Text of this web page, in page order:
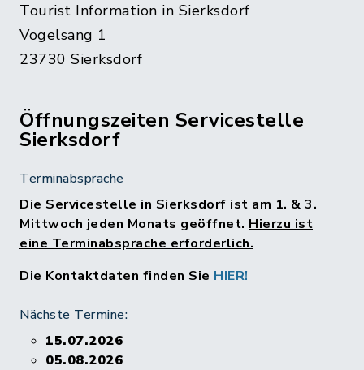
Tourist Information in Sierksdorf
Vogelsang 1
23730 Sierksdorf
Öffnungszeiten Servicestelle
Sierksdorf
Terminabsprache
Die Servicestelle in Sierksdorf ist am 1. & 3.
Mittwoch jeden Monats geöffnet. Hierzu ist
eine Terminabsprache erforderlich.
Die Kontaktdaten finden Sie HIER!
Nächste Termine:
15.07.2026
05.08.2026